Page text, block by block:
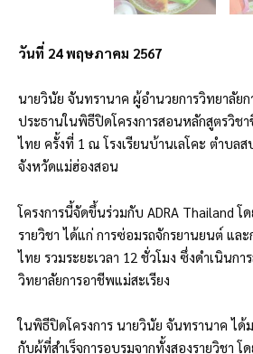
วันที่ 24 พฤษภาคม 2567
นายวินัย จันทรานาค ผู้อำนวยการวิทยาลัยก
ประธานในพิธีปิดโครงการสอนหลักสูตรวิช
ไทย ครั้งที่ 1 ณ โรงเรียนบ้านเลโคะ ตำบลส
จังหวัดแม่ฮ่องสอน
โครงการนี้จัดขึ้นร่วมกับ ADRA Thailand โ
รายวิชา ได้แก่ การซ่อมรถจักรยานยนต์ แล
ไทย รวมระยะเวลา 12 ชั่วโมง ซึ่งดำเนินก
วิทยาลัยการอาชีพแม่สะเรียง
ในพิธีปิดโครงการ นายวินัย จันทรานาค ไ
กับผู้ที่สำเร็จการอบรมจากทั้งสองรายวิชา โ